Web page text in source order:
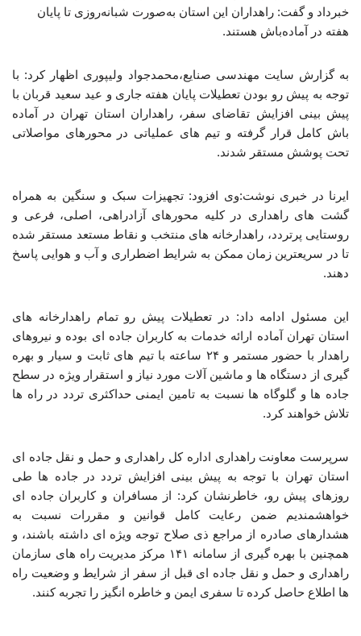
خبرداد و گفت: راهداران این استان به‌صورت شبانه‌روزی تا پایان
هفته در آماده‌باش هستند.
به گزارش سایت مهندسی صنایع،محمدجواد ولیپوری اظهار کرد: با
توجه به پیش رو بودن تعطیلات پایان هفته جاری و عید سعید قربان با
پیش بینی افزایش تقاضای سفر، راهداران استان تهران در آماده
باش کامل قرار گرفته و تیم های عملیاتی در محورهای مواصلاتی
تحت پوشش مستقر شدند.
ایرنا در خبری نوشت:وی افزود: تجهیزات سبک و سنگین به همراه
گشت های راهداری در کلیه محورهای آزادراهی، اصلی، فرعی و
روستایی پرتردد، راهدارخانه های منتخب و نقاط مستعد مستقر شده
تا در سریعترین زمان ممکن به شرایط اضطراری و آب و هوایی پاسخ
دهند.
این مسئول ادامه داد: در تعطیلات پیش رو تمام راهدارخانه های
استان تهران آماده ارائه خدمات به کاربران جاده ای بوده و نیروهای
راهدار با حضور مستمر و ۲۴ ساعته با تیم های ثابت و سیار و بهره
گیری از دستگاه ها و ماشین آلات مورد نیاز و استقرار ویژه در سطح
جاده ها و گلوگاه ها نسبت به تامین ایمنی حداکثری تردد در راه ها
تلاش خواهند کرد.
سرپرست معاونت راهداری اداره کل راهداری و حمل و نقل جاده ای
استان تهران با توجه به پیش بینی افزایش تردد در جاده ها طی
روزهای پیش رو، خاطرنشان کرد: از مسافران و کاربران جاده ای
خواهشمندیم ضمن رعایت کامل قوانین و مقررات نسبت به
هشدارهای صادره از مراجع ذی صلاح توجه ویژه ای داشته باشند، و
همچنین با بهره گیری از سامانه ۱۴۱ مرکز مدیریت راه های سازمان
راهداری و حمل و نقل جاده ای قبل از سفر از شرایط و وضعیت راه
ها اطلاع حاصل کرده تا سفری ایمن و خاطره انگیز را تجربه کنند.